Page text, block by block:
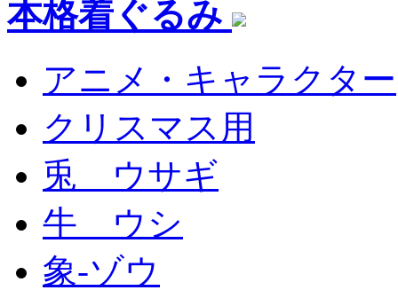
本格着ぐるみ
アニメ・キャラクター
クリスマス用
兎 ウサギ
牛 ウシ
象-ゾウ